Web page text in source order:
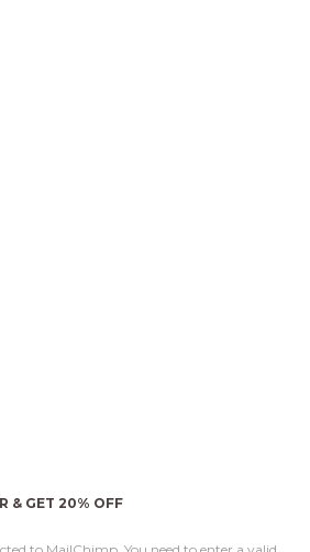
& GET 20% OFF